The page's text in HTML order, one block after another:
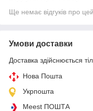
Ще немає відгуків про
Умови доставки
Доставка здійснюється
Нова Пошта
Укрпошта
Meest ПОШТА